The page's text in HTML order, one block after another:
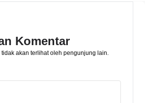
Komentar
akan terlihat oleh pengunjung lain.